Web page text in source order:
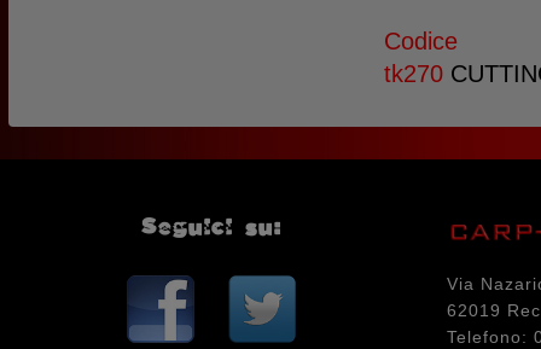
tk270
Seguici su:
Via
62019
Telefono: